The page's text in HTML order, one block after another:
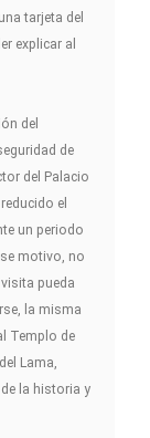
tarjeta del
explicar al
del
de
del Palacio
el
un periodo
motivo, no
pueda
la misma
Templo de
Lama,
la historia y